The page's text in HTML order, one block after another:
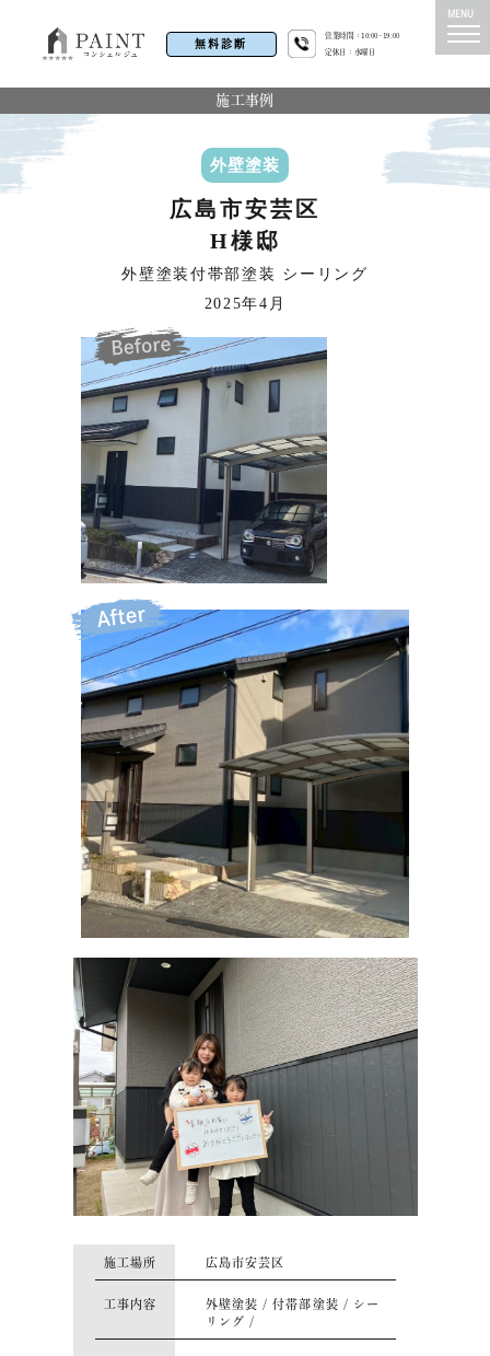
無料診断
営業時間：10:00~19:00
定休日：水曜日
施工事例
外壁塗装
広島市安芸区
H様邸
外壁塗装付帯部塗装 シーリング
2025年4月
施工場所 広島市安芸区
工事内容
外壁塗装 / 付帯部塗装 / シー
リング /